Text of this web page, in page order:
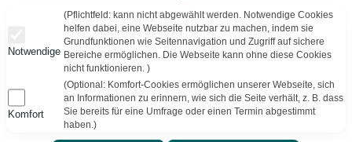
PBCS IT-News – IT. Web. Einfach. Webdesign, Analyse & Beratung
Quizfrage 0
⚠️🚧 Zugriff nicht möglich⚠️
Notwendige
(Pflichtfeld: kann nicht abgewählt werden. Notwendige Cookies
helfen dabei, eine Webseite nutzbar zu machen, indem sie
Grundfunktionen wie Seitennavigation und Zugriff auf sichere
Bereiche ermöglichen. Die Webseite kann ohne diese Cookies
nicht funktionieren. )
Komfort
(Optional: Komfort-Cookies ermöglichen unserer Webseite, sich
an Informationen zu erinnern, wie sich die Seite verhält, z. B. dass
Sie bereits für eine Umfrage oder einen Termin abgestimmt
haben.)